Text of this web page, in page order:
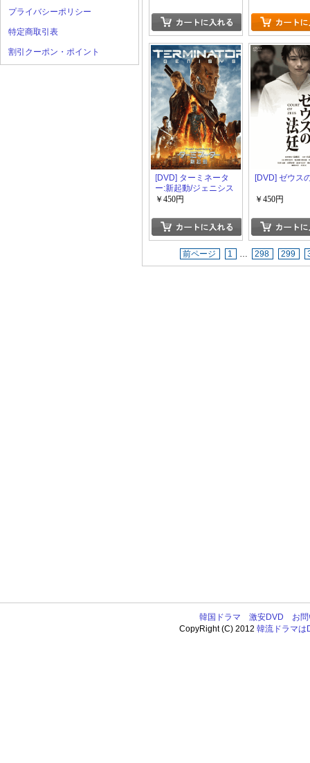
プライバシーポリシー
特定商取引表
割引クーポン・ポイント
[DVD] ターミネータ
ー:新起動/ジェニシス
￥450円
[DVD] ゼウス
￥450円
前ページ 1 … 298 299
韓国ドラマ 激安DVD
お
CopyRight (C) 2012韓流ドラマは